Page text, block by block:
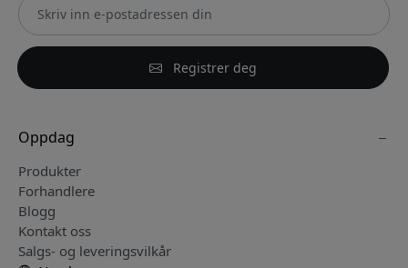
Registrer deg
Oppdag
Produkter
Forhandlere
Blogg
Kontakt oss
Salgs- og leveringsvilkår